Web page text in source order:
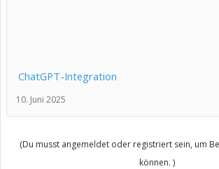
ChatGPT-Integration
10. Juni 2025
(Du musst angemeldet oder registriert sein, um
können. )